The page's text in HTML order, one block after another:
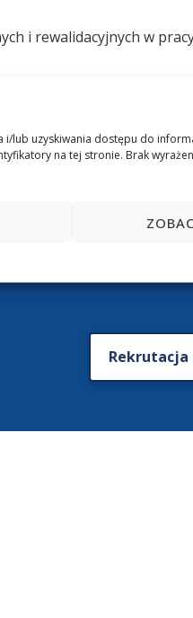
lub uzyskiwania dostępu do
na tej stronie. Brak
i rewalidacyjnych w
wykorzystywania
dydaktyczne i